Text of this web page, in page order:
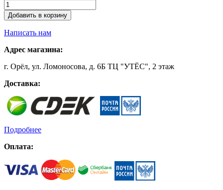
Добавить в корзину
Написать нам
Адрес магазина:
г. Орёл, ул. Ломоносова, д. 6Б ТЦ "УТЁС", 2 этаж
Доставка:
Подробнее
Оплата: